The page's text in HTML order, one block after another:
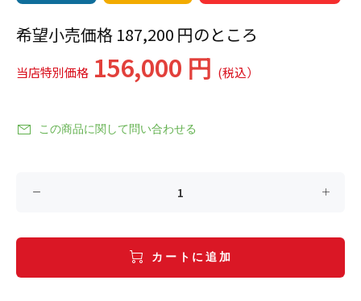
希望小売価格 187,200 円のところ
当店特別価格 156,000 円 (税込）
この商品に関して問い合わせる
カートに追加